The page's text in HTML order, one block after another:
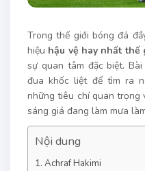
Trong thế giới bóng đá
hiệu hậu vệ hay nhất thế
sự quan tâm đặc biệt.
đua khốc liệt để tìm ra
những tiêu chí quan trọng
sáng giá đang làm mưa
Nội dung
Achraf Hakimi